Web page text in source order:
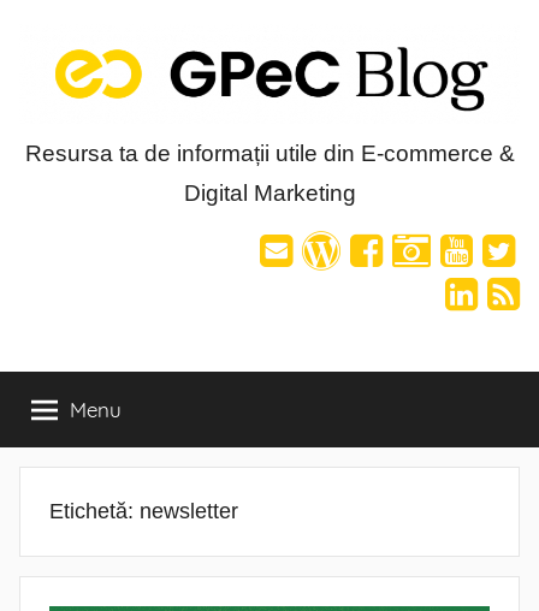
content
Blog-
Resursa ta de informații utile din E-commerce &
Digital Marketing
Menu
Etichetă: newsletter